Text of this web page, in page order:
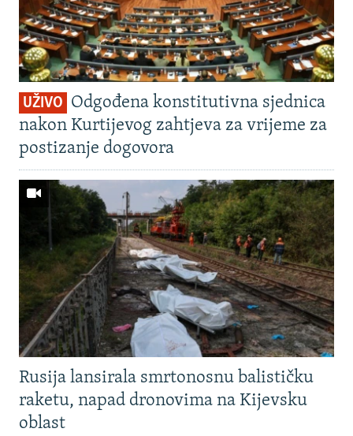
UŽIVO Odgođena konstitutivna sjednica
nakon Kurtijevog zahtjeva za vrijeme za
postizanje dogovora
Rusija lansirala smrtonosnu balističku
raketu, napad dronovima na Kijevsku
oblast